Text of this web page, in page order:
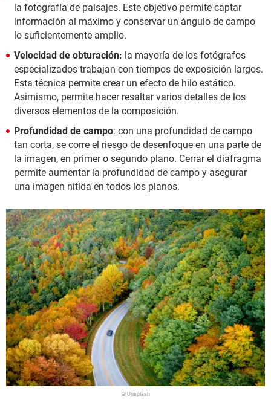
la fotografía de paisajes. Este objetivo permite captar
información al máximo y conservar un ángulo de campo
lo suficientemente amplio.
Velocidad de obturación: la mayoría de los fotógrafos
especializados trabajan con tiempos de exposición largos.
Esta técnica permite crear un efecto de hilo estático.
Asimismo, permite hacer resaltar varios detalles de los
diversos elementos de la composición.
Profundidad de campo: con una profundidad de campo
tan corta, se corre el riesgo de desenfoque en una parte de
la imagen, en primer o segundo plano. Cerrar el diafragma
permite aumentar la profundidad de campo y asegurar
una imagen nítida en todos los planos.
© Unsplash